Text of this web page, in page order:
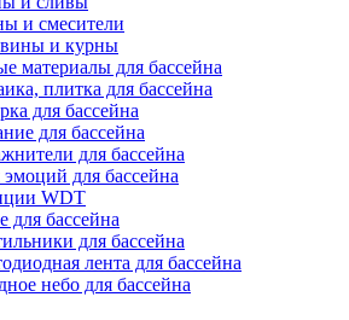
и смесители
и курны
материалы для бассейна
плитка для бассейна
для бассейна
для бассейна
для бассейна
для бассейна
WDT
для бассейна
для бассейна
лента для бассейна
небо для бассейна